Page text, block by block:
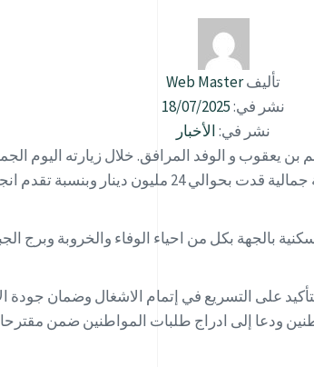
تأليفWeb Master
نشر في:18/07/2025
نشر في:الأخبار
بن يعقوب و الوفد المرافق. خلال زيارته اليوم
بالجهة بكل من احياء الوفاء والخروبة وبرج
على التسريع في إتمام الاشغال وضمان جودة
ودعا إلى ادراج طلبات المواطنين ضمن